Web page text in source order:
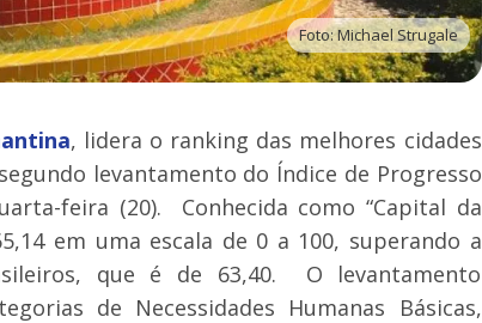
Foto: Michael Strugale
, lidera o ranking das melhores cidades
levantamento do Índice de Progresso
feira (20). Conhecida como “Capital da
em uma escala de 0 a 100, superando a
que é de 63,40. O levantamento
de Necessidades Humanas Básicas,